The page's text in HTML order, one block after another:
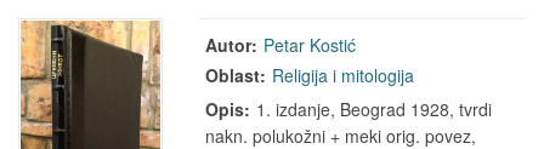
Autor: Petar Kostić
Oblast: Religija i mitologija
Opis: 1. izdanje, Beograd 1928, tvrdi
nakn. polukožni + meki orig. povez,